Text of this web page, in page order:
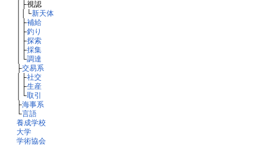
│├視認
││└新天体
│├補給
│├釣り
│├探索
│├採集
│└調達
├交易系
│├社交
│├生産
│└取引
├海事系
└言語
養成学校
大学
学術協会